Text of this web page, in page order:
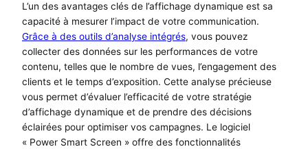
L’un des avantages clés de l’affichage dynamique est sa
capacité à mesurer l’impact de votre communication.
Grâce à des outils d’analyse intégrés, vous pouvez
collecter des données sur les performances de votre
contenu, telles que le nombre de vues, l’engagement des
clients et le temps d’exposition. Cette analyse précieuse
vous permet d’évaluer l’efficacité de votre stratégie
d’affichage dynamique et de prendre des décisions
éclairées pour optimiser vos campagnes. Le logiciel
« Power Smart Screen » offre des fonctionnalités